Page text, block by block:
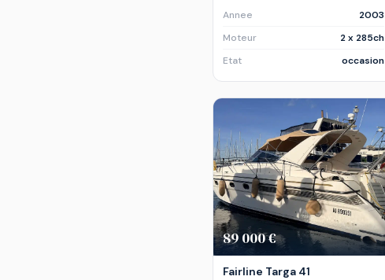
Annee
2003
Moteur
2 x 285ch
Etat
occasion
89 000 €
Fairline Targa 41